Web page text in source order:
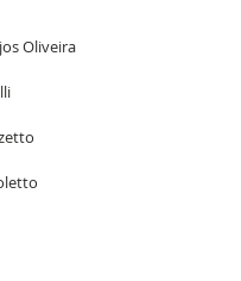
Oliveira